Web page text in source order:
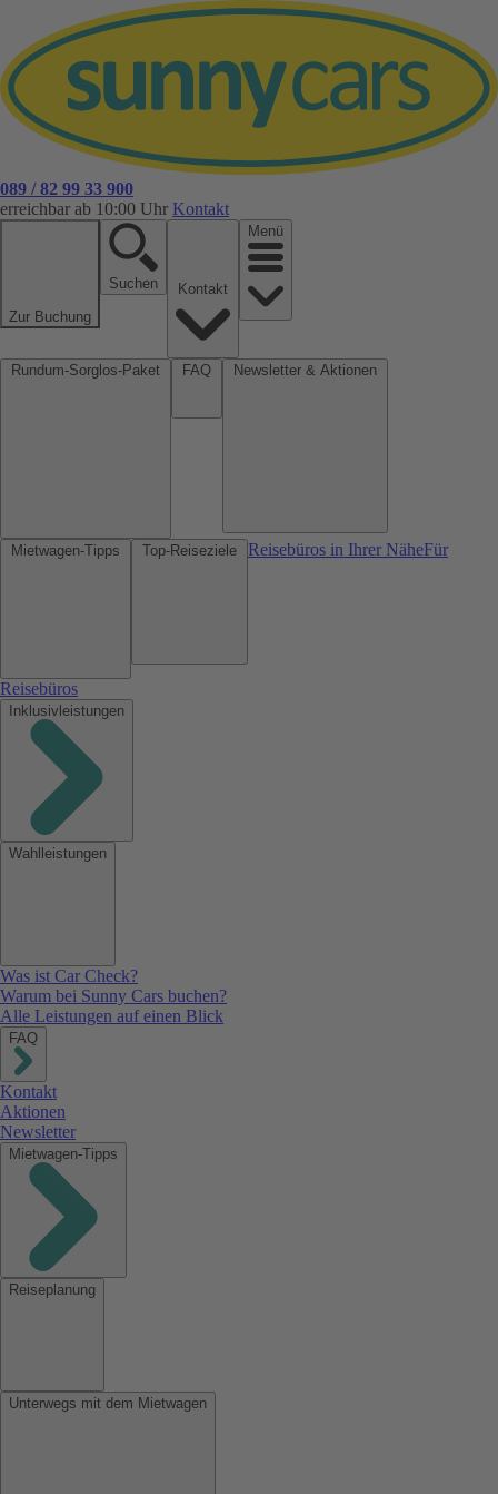
089 / 82 99 33 900
erreichbar ab 10:00 Uhr Kontakt
Zur Buchung
Suchen
Menü
Reisebüros in Ihrer NäheFür
Reisebüros
Inklusivleistungen
Wahlleistungen
Was ist Car Check?
Warum bei Sunny Cars buchen?
Alle Leistungen auf einen Blick
FAQ
Kontakt
Aktionen
Newsletter
Mietwagen-Tipps
Reiseplanung
Unterwegs mit dem Mietwagen